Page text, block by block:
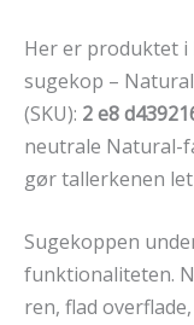
Her er produktet
sugekop –
(SKU): 2 e8
neutrale Natural-
gør tallerkenen
Sugekoppen
funktionaliteten.
ren, flad